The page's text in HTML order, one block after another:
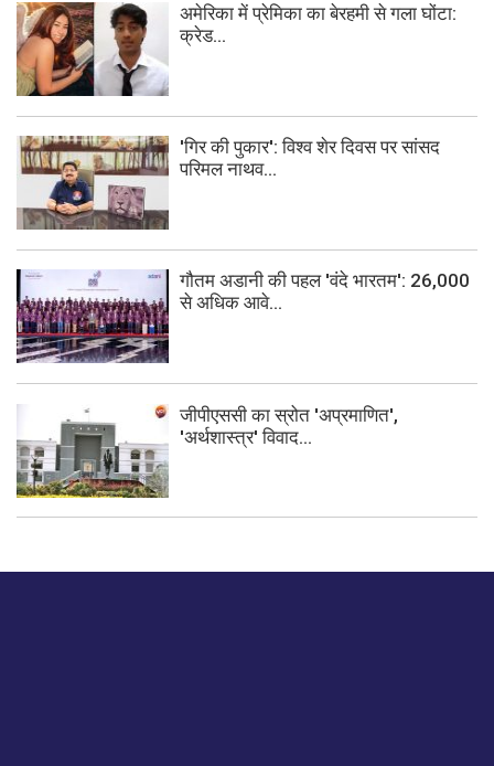
अमेरिका में प्रेमिका का बेरहमी से गला घोंटा:
क्रेड...
'गिर की पुकार': विश्व शेर दिवस पर सांसद
परिमल नाथव...
गौतम अडानी की पहल 'वंदे भारतम': 26,000
से अधिक आवे...
जीपीएससी का स्रोत 'अप्रमाणित',
'अर्थशास्त्र' विवाद...